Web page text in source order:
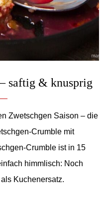
saftig & knusprig
Zwetschgen Saison – die
Crumble mit
Crumble ist in 15
himmlisch: Noch
Kuchenersatz.